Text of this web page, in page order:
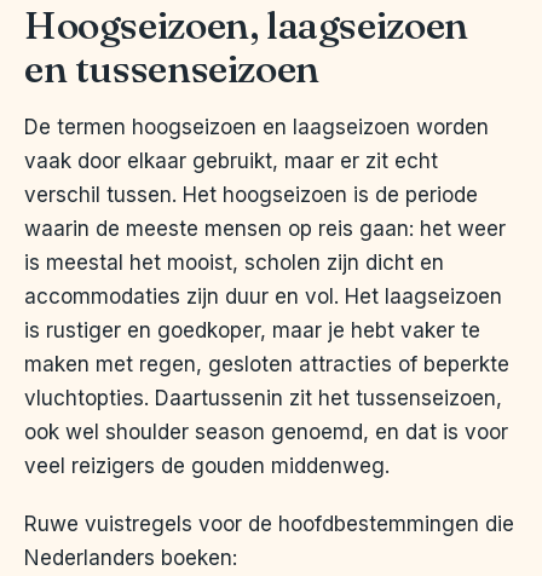
Hoogseizoen, laagseizoen
en tussenseizoen
De termen hoogseizoen en laagseizoen worden
vaak door elkaar gebruikt, maar er zit echt
verschil tussen. Het hoogseizoen is de periode
waarin de meeste mensen op reis gaan: het weer
is meestal het mooist, scholen zijn dicht en
accommodaties zijn duur en vol. Het laagseizoen
is rustiger en goedkoper, maar je hebt vaker te
maken met regen, gesloten attracties of beperkte
vluchtopties. Daartussenin zit het tussenseizoen,
ook wel shoulder season genoemd, en dat is voor
veel reizigers de gouden middenweg.
Ruwe vuistregels voor de hoofdbestemmingen die
Nederlanders boeken: